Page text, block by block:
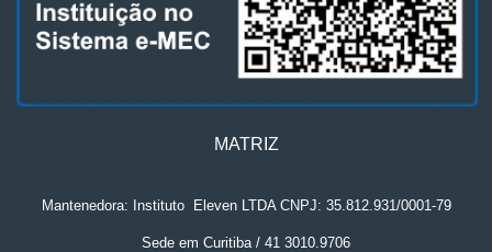
MATRIZ
Mantenedora: Instituto. Eleven LTDA CNPJ: 35.812.931/0001-79
Sede em Curitiba / 41 3010.9706